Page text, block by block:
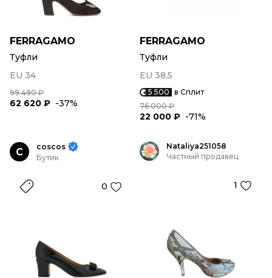
FERRAGAMO
Туфли
EU 34
99 490 ₽
62 620 ₽ -37%
FERRAGAMO
Туфли
EU 38,5
5 500 в Сплит
76 000 ₽
22 000 ₽ -71%
C
coscos
Бутик
0
Nataliya251058
Частный продавец
1